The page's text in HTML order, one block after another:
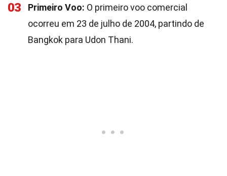
03 Primeiro Voo: O primeiro voo comercial
ocorreu em 23 de julho de 2004, partindo de
Bangkok para Udon Thani.